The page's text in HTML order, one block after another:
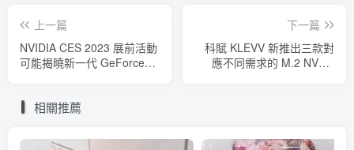
上一篇
NVIDIA CES 2023 展前活動
可能揭曉新一代 GeForce
下一篇
科賦 KLEVV 新推出三款對
應不同需求的 M.2 NVMe
相關推薦